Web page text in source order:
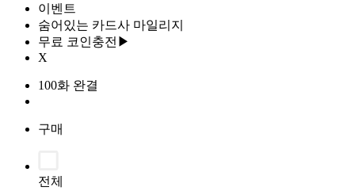
이벤트
숨어있는 카드사 마일리지
무료 코인충전▶
X
100화 완결
구매
전체